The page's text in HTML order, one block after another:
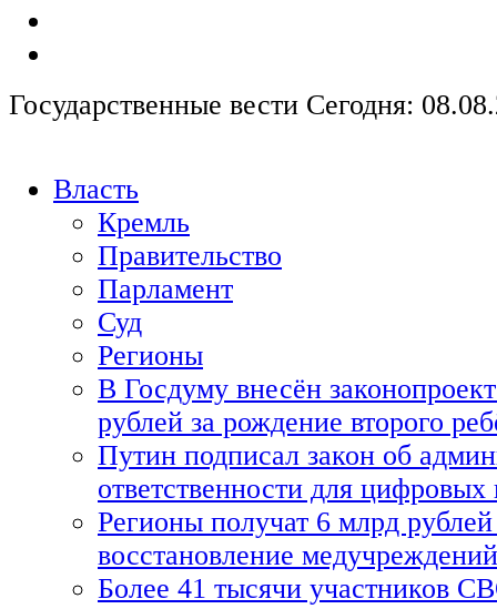
Государственные вести Сегодня:
Власть
Кремль
Правительство
Парламент
Суд
Регионы
В Госдуму внесён
рублей за рождение второго
Путин подписал закон об
ответственности для
Регионы получат 6 млрд рублей
восстановление медучреждений
Более 41 тысячи участников